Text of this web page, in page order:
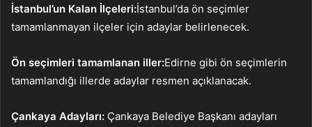
İstanbul’un Kalan İlçeleri:İstanbul’da ön seçimler
tamamlanmayan ilçeler için adaylar belirlenecek.
Ön seçimleri tamamlanan iller:Edirne gibi ön seçimlerin
tamamlandığı illerde adaylar resmen açıklanacak.
Çankaya Adayları: Çankaya Belediye Başkanı adayları